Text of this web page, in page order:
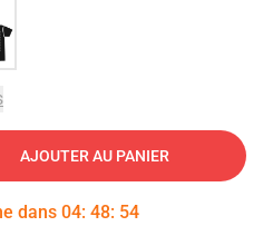
AJOUTER AU PANIER
dans 04: 48: 54